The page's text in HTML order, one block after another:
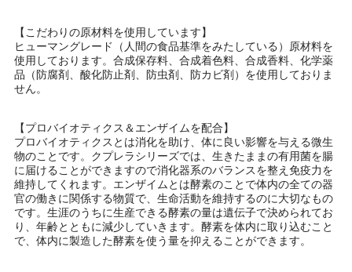
【こだわりの原材料を使用しています】
ヒューマングレード（人間の食品基準をみたしている）原材料を
使用しております。合成保存料、合成着色料、合成香料、化学薬
品（防腐剤、酸化防止剤、防虫剤、防カビ剤）を使用しておりま
せん。
【プロバイオティクス＆エンザイムを配合】
プロバイオティクスとは消化を助け、体に良い影響を与える微生
物のことです。クプレラシリーズでは、生きたままの有用菌を腸
に届けることができますので消化器系のバランスを整え免疫力を
維持してくれます。エンザイムとは酵素のことで体内の全ての器
官の働きに関係する物質で、生命活動を維持するのに大切なもの
です。生涯のうちに生産できる酵素の量は遺伝子で決められてお
り、年齢とともに減少していきます。酵素を体内に取り込むこと
で、体内に製造した酵素を使う量を抑えることができます。